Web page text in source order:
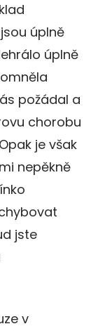
úplně
úplně
požádal a
chorobu
je však
nepěkně
jste
v